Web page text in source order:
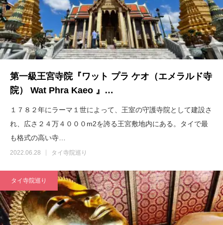
第一級王宮寺院『ワット プラ ケオ（エメラルド寺
院） Wat Phra Kaeo 』…
１７８２年にラーマ１世によって、王室の守護寺院として建設さ
れ、広さ２４万４０００m2を誇る王宮敷地内にある。タイで最
も格式の高い寺…
2022.06.28 タイ寺院巡り
タイ寺院巡り